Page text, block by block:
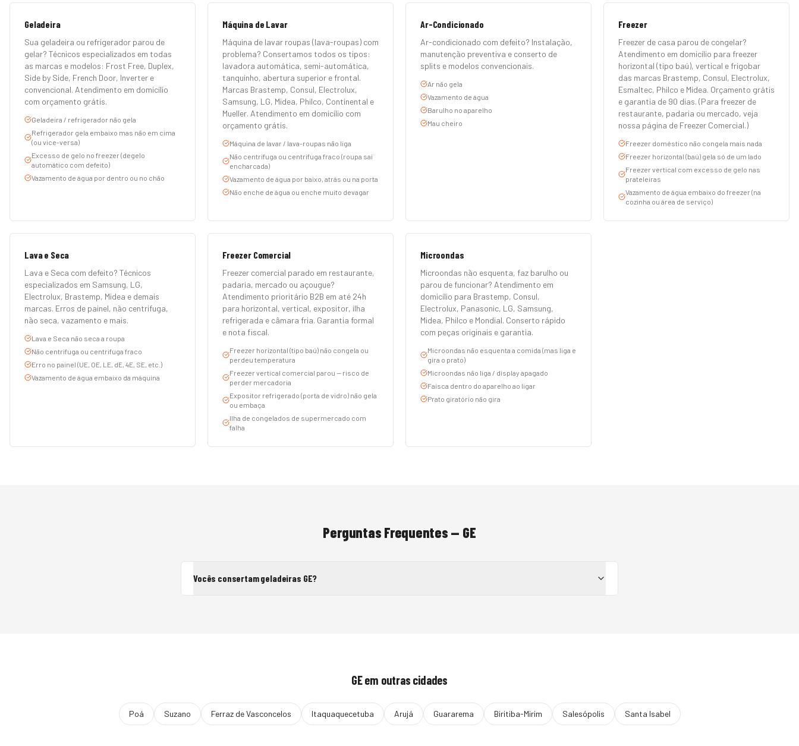
Geladeira
Sua geladeira ou refrigerador parou de
gelar? Técnicos especializados em todas
as marcas e modelos: Frost Free, Duplex,
Side by Side, French Door, Inverter e
convencional. Atendimento em domicílio
com orçamento grátis.
Geladeira / refrigerador não gela
Refrigerador gela embaixo mas não em cima
(ou vice-versa)
Excesso de gelo no freezer (degelo
automático com defeito)
Vazamento de água por dentro ou no chão
Máquina de Lavar
Máquina de lavar roupas (lava-roupas) com
problema? Consertamos todos os tipos:
lavadora automática, semi-automática,
tanquinho, abertura superior e frontal.
Marcas Brastemp, Consul, Electrolux,
Samsung, LG, Midea, Philco, Continental e
Mueller. Atendimento em domicílio com
orçamento grátis.
Máquina de lavar / lava-roupas não liga
Não centrifuga ou centrifuga fraco (roupa sai
encharcada)
Vazamento de água por baixo, atrás ou na porta
Não enche de água ou enche muito devagar
Ar-Condicionado
Ar-condicionado com defeito? Instalação,
manutenção preventiva e conserto de
splits e modelos convencionais.
Ar não gela
Vazamento de água
Barulho no aparelho
Mau cheiro
Freezer
Freezer de casa parou de congelar?
Atendimento em domicílio para freezer
horizontal (tipo baú), vertical e frigobar
das marcas Brastemp, Consul, Electrolux,
Esmaltec, Philco e Midea. Orçamento grátis
e garantia de 90 dias. (Para freezer de
restaurante, padaria ou mercado, veja
nossa página de Freezer Comercial.)
Freezer doméstico não congela mais nada
Freezer horizontal (baú) gela só de um lado
Freezer vertical com excesso de gelo nas
prateleiras
Vazamento de água embaixo do freezer (na
cozinha ou área de serviço)
Lava e Seca
Lava e Seca com defeito? Técnicos
especializados em Samsung, LG,
Electrolux, Brastemp, Midea e demais
marcas. Erros de painel, não centrifuga,
não seca, vazamento e mais.
Lava e Seca não seca a roupa
Não centrifuga ou centrifuga fraco
Erro no painel (UE, OE, LE, dE, 4E, SE, etc.)
Vazamento de água embaixo da máquina
Freezer Comercial
Freezer comercial parado em restaurante,
padaria, mercado ou açougue?
Atendimento prioritário B2B em até 24h
para horizontal, vertical, expositor, ilha
refrigerada e câmara fria. Garantia formal
e nota fiscal.
Freezer horizontal (tipo baú) não congela ou
perdeu temperatura
Freezer vertical comercial parou — risco de
perder mercadoria
Expositor refrigerado (porta de vidro) não gela
ou embaça
Ilha de congelados de supermercado com
falha
Microondas
Microondas não esquenta, faz barulho ou
parou de funcionar? Atendimento em
domicílio para Brastemp, Consul,
Electrolux, Panasonic, LG, Samsung,
Midea, Philco e Mondial. Conserto rápido
com peças originais e garantia.
Microondas não esquenta a comida (mas liga e
gira o prato)
Microondas não liga / display apagado
Faísca dentro do aparelho ao ligar
Prato giratório não gira
Perguntas Frequentes — GE
Vocês consertam geladeiras GE?
GEem outras cidades
Poá Suzano Ferraz de Vasconcelos Itaquaquecetuba Arujá Guararema Biritiba-Mirim Salesópolis Santa Isabel